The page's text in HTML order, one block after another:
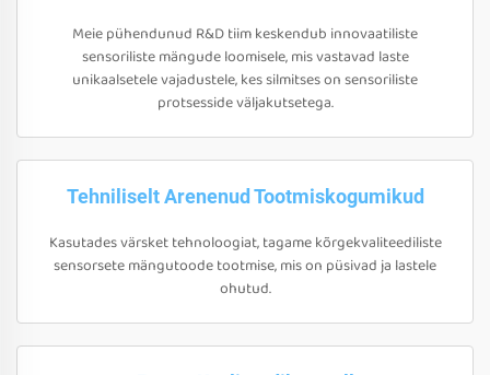
Meie pühendunud R&D tiim keskendub innovaatiliste
sensoriliste mängude loomisele, mis vastavad laste
unikaalsetele vajadustele, kes silmitses on sensoriliste
protsesside väljakutsetega.
Tehniliselt Arenenud Tootmiskogumikud
Kasutades värsket tehnoloogiat, tagame kõrgekvaliteediliste
sensorsete mängutoode tootmise, mis on püsivad ja lastele
ohutud.